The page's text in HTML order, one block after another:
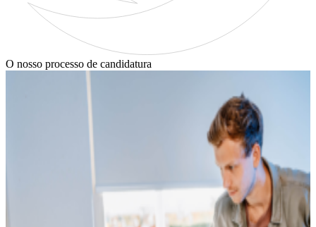
O nosso processo de candidatura